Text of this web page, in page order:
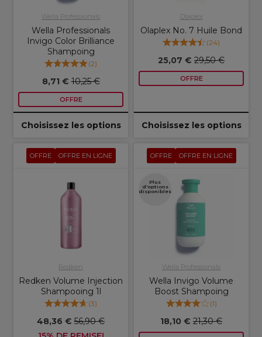
Wella Professionals
Wella Professionals
Invigo Color Brilliance
Shampoing
(2)
8,71 €10,25 €
OFFRE
Choisissez les options
Olaplex
Olaplex No. 7 Huile Bond
(24)
25,07 € 29,50 €
OFFRE
Choisissez les options
OFFRE OFFRE EN LIGNE
Redken
Redken Volume Injection
Shampooing 1l
(3)
48,36 € 56,90 €
OFFRE OFFRE EN LIGNE
Plus
d'options
disponibles
Wella Professionals
Wella Invigo Volume
Boost Shampoing
(1)
18,10 € 21,30 €